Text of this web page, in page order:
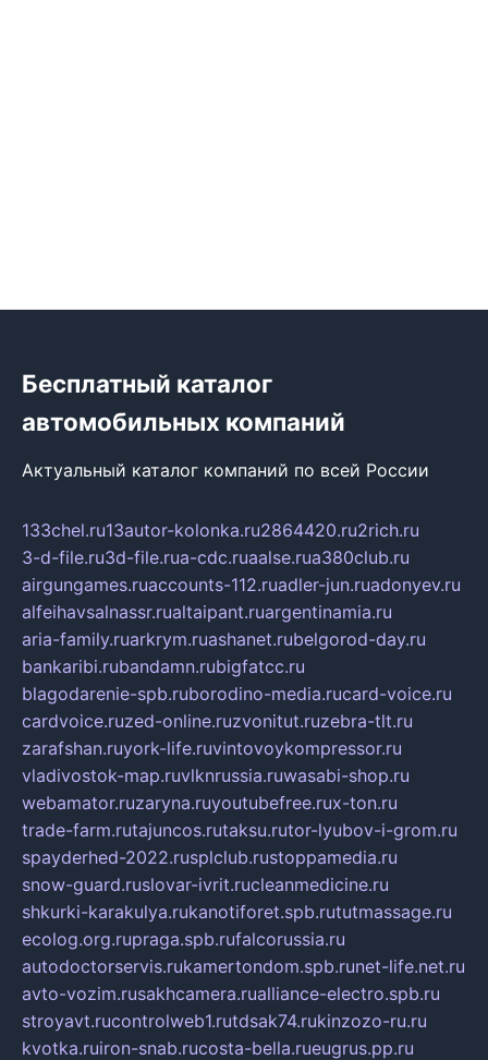
Бесплатный каталог
автомобильных компаний
Актуальный каталог компаний по всей России
133chel.ru13autor-kolonka.ru2864420.ru2rich.ru
3-d-file.ru3d-file.rua-cdc.ruaalse.rua380club.ru
airgungames.ruaccounts-112.ruadler-jun.ruadonyev.ru
alfeihavsalnassr.rualtaipant.ruargentinamia.ru
aria-family.ruarkrym.ruashanet.rubelgorod-day.ru
bankaribi.rubandamn.rubigfatcc.ru
blagodarenie-spb.ruborodino-media.rucard-voice.ru
cardvoice.ruzed-online.ruzvonitut.ruzebra-tlt.ru
zarafshan.ruyork-life.ruvintovoykompressor.ru
vladivostok-map.ruvlknrussia.ruwasabi-shop.ru
webamator.ruzaryna.ruyoutubefree.rux-ton.ru
trade-farm.rutajuncos.rutaksu.rutor-lyubov-i-grom.ru
spayderhed-2022.rusplclub.rustoppamedia.ru
snow-guard.ruslovar-ivrit.rucleanmedicine.ru
shkurki-karakulya.rukanotiforet.spb.rututmassage.ru
ecolog.org.rupraga.spb.rufalcorussia.ru
autodoctorservis.rukamertondom.spb.runet-life.net.ru
avto-vozim.rusakhcamera.rualliance-electro.spb.ru
stroyavt.rucontrolweb1.rutdsak74.rukinzozo-ru.ru
kvotka.ruiron-snab.rucosta-bella.rueugrus.pp.ru